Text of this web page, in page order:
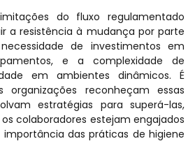
do fluxo regulamentado
a resistência à mudança por parte
de investimentos em
e a complexidade de
em ambientes dinâmicos. É
reconheçam essas
estratégias para superá-las,
colaboradores estejam engajados
das práticas de higiene